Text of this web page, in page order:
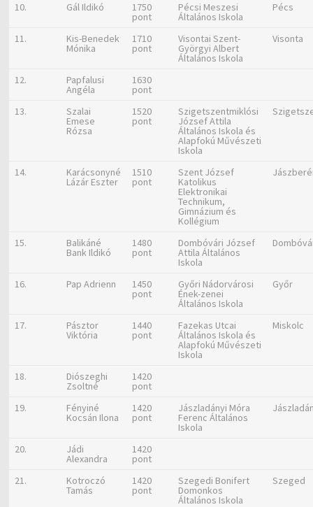
10. Gál Ildikó 1750
pont
Pécsi Meszesi
Általános Iskola
Pécs
11. Kis-Benedek
Mónika
1710
pont
Visontai Szent-
Györgyi Albert
Általános Iskola
Visonta
12. Papfalusi
Angéla
1630
pont
13.
Szalai
Emese
Rózsa
1520
pont
Szigetszentmiklósi
József Attila
Általános Iskola és
Alapfokú Művészeti
Iskola
14. Karácsonyné
Lázár Eszter
1510
pont
Szent József
Katolikus
Elektronikai
Technikum,
Gimnázium és
Kollégium
15. Balikáné
Bank Ildikó
1480
pont
Dombóvári József
Attila Általános
Iskola
16. Pap Adrienn 1450
pont
Győri Nádorvárosi
Ének-zenei
Általános Iskola
Győr
17. Pásztor
Viktória
1440
pont
Fazekas Utcai
Általános Iskola és
Alapfokú Művészeti
Iskola
Miskolc
18. Diószeghi
Zsoltné
1420
pont
19.
Fényiné
Kocsán Ilona
1420
pont
Jászladányi Móra
Ferenc Általános
Iskola
20. Jádi
Alexandra
1420
pont
21.
Kotroczó
Tamás
1420
pont
Szegedi Bonifert
Domonkos
Általános Iskola
Szeged